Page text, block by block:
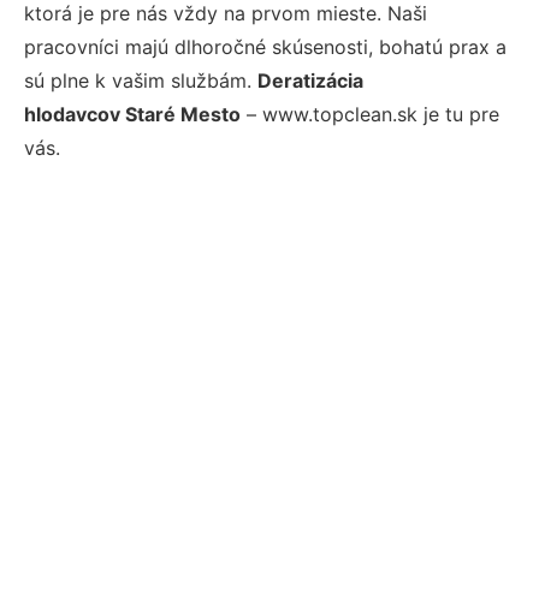
ktorá je pre nás vždy na prvom mieste. Naši
pracovníci majú dlhoročné skúsenosti, bohatú prax a
sú plne k vašim službám. Deratizácia
hlodavcov Staré Mesto – www.topclean.sk je tu pre
vás.